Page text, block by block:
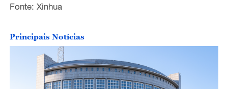
Fonte: Xinhua
Principais Notícias